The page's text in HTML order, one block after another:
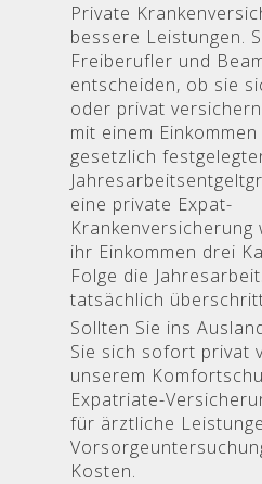
Private
bessere Leistungen.
Freiberufler und
entscheiden, ob sie
oder privat
mit einem
gesetzlich
eine private Expat-
Krankenversicherung
ihr Einkommen drei
Folge die
tatsächlich
Sollten Sie ins
Sie sich sofort privat
unserem
Expatriate-
für ärztliche
Kosten.